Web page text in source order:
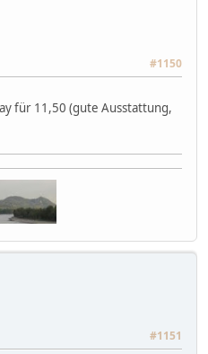
#1150
für 11,50 (gute Ausstattung,
#1151